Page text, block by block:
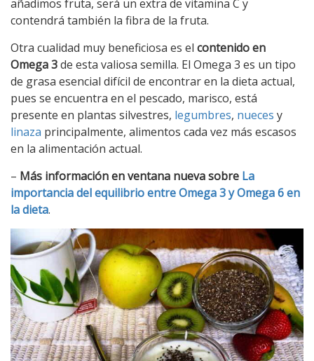
añadimos fruta, será un extra de vitamina C y
contendrá también la fibra de la fruta.
Otra cualidad muy beneficiosa es el contenido en
Omega 3de esta valiosa semilla. El Omega 3 es un tipo
de grasa esencial difícil de encontrar en la dieta actual,
pues se encuentra en el pescado, marisco, está
presente en plantas silvestres, legumbres, nueces y
linaza principalmente, alimentos cada vez más escasos
en la alimentación actual.
– Más información en ventana nueva sobre La
importancia del equilibrio entre Omega 3 y Omega 6 en
la dieta.